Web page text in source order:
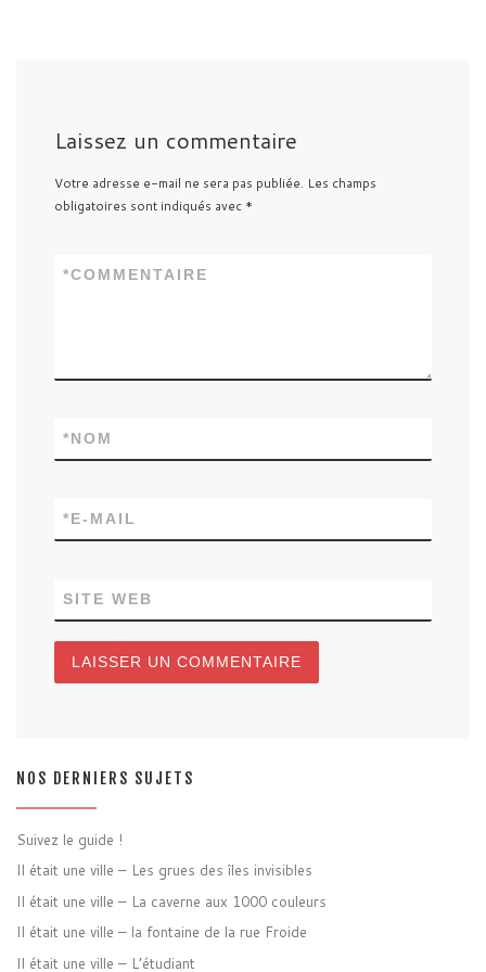
Laissez un commentaire
Votre adresse e-mail ne sera pas publiée. Les champs
obligatoires sont indiqués avec *
COMMENTAIRE
*
NOM
*
E-MAIL
*
SITE WEB
NOS DERNIERS SUJETS
Suivez le guide !
Il était une ville – Les grues des îles invisibles
Il était une ville – La caverne aux 1000 couleurs
Il était une ville – la fontaine de la rue Froide
Il était une ville – L’étudiant